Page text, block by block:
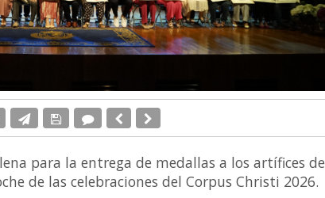
para la entrega de medallas a los artífices de
de las celebraciones del Corpus Christi 2026.